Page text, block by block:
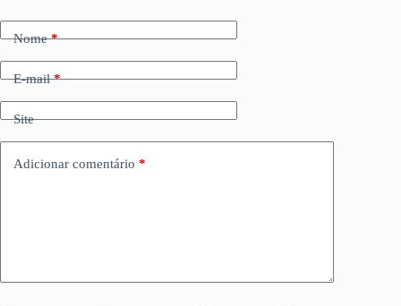
Nome*
E-mail*
Site
Adicionar comentário *